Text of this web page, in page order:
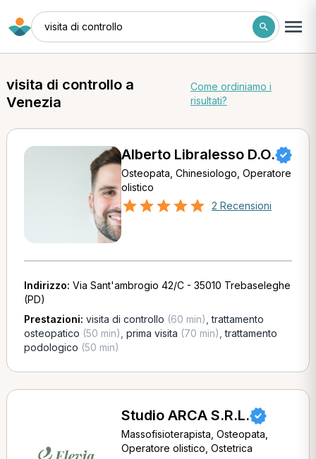
visita di controllo
visita di controllo a
Venezia
Come ordiniamo i
risultati?
Alberto Libralesso D.O.
Osteopata, Chinesiologo, Operatore
olistico
2 Recensioni
Indirizzo: Via Sant'ambrogio 42/C - 35010 Trebaseleghe
(PD)
Prestazioni: visita di controllo (60 min) ,trattamento
osteopatico (50 min) prima visita (70 min) ,trattamento
podologico (50 min)
Studio ARCA S.R.L.
Massofisioterapista, Osteopata,
Operatore olistico, Ostetrica